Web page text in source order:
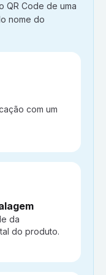
QR Code de uma
nome do
com um
da
do produto.